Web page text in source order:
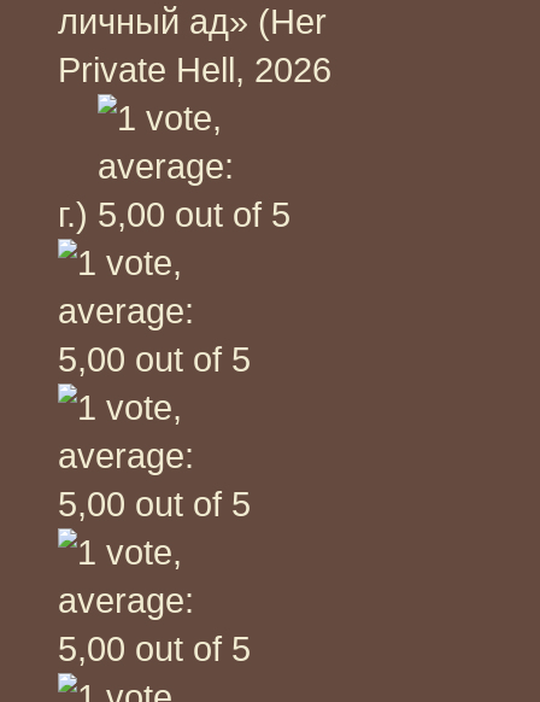
личный ад» (Her
Private Hell, 2026
г.)